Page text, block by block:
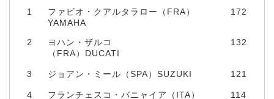
1
ファビオ・クアルタラロー（FRA）
YAMAHA
172
2
ヨハン・ザルコ
（FRA）DUCATI
132
3 ジョアン・ミール（SPA）SUZUKI 121
4
フランチェスコ・バニャイア（ITA）
114